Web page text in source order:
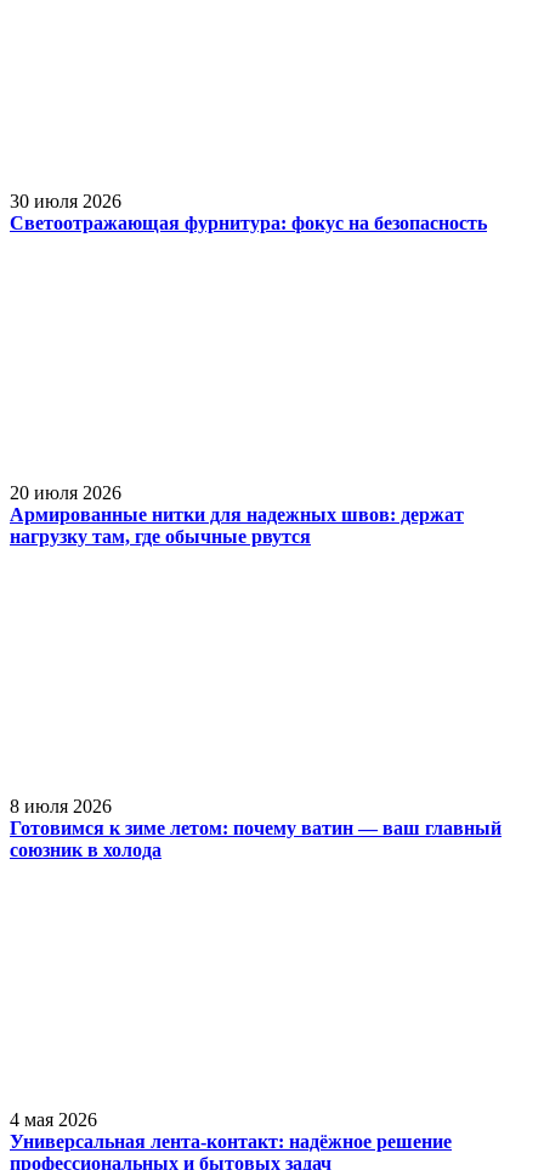
30 июля 2026
Светоотражающая фурнитура: фокус на безопасность
20 июля 2026
Армированные нитки для надежных швов: держат
нагрузку там, где обычные рвутся
8 июля 2026
Готовимся к зиме летом: почему ватин — ваш главный
союзник в холода
4 мая 2026
Универсальная лента-контакт: надёжное решение
профессиональных и бытовых задач